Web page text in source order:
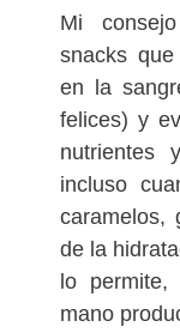
Mi
snacks
en la
felices) y
nutrientes
incluso
caramelos,
de la
lo
mano